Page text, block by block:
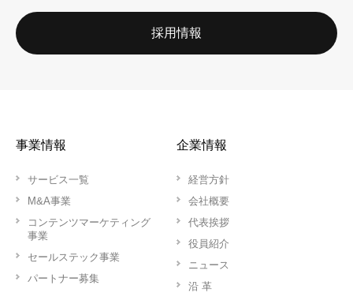
採用情報
事業情報
サービス一覧
M&A事業
コンテンツマーケティング
事業
セールステック事業
パートナー募集
企業情報
経営方針
会社概要
代表挨拶
役員紹介
ニュース
沿 革